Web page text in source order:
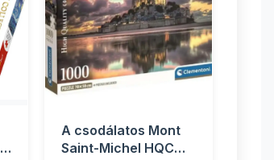
A csodálatos Mont
Saint-Michel HQC